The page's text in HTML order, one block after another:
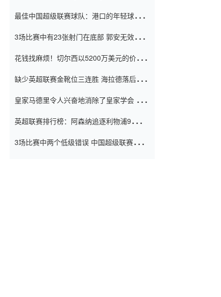
最佳中国超级联赛球队：港口的年轻球员在
（Taishan）
3场比赛中有23张射门在底部 郭安无效传球
花钱找麻烦！切尔西以5200万美元的价格
窗口
缺少英超联赛金靴位三连胜 海拉德落后6球
皇家马德里令人兴奋地消除了皇家学会 安
英超联赛排行榜：阿森纳追逐利物浦9分 曼
3场比赛中两个低级错误 中国超级联赛的前